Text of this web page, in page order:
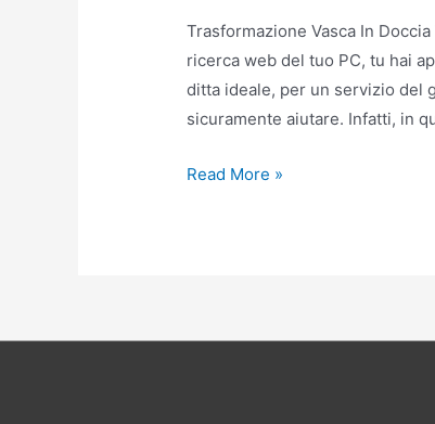
Trasformazione Vasca In
ricerca web del tuo PC, tu hai
ditta ideale, per un servizio del
sicuramente aiutare. Infatti, in
Trasformazione
Read More »